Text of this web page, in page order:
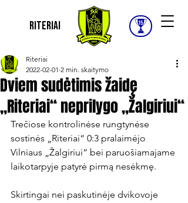
Riteriai
Dviem sudėtimis žaidę
„Riteriai“ neprilygo „Žalgiriui“
Riteriai
2022-02-01 2 min. skaitymo
Trečiose kontrolinėse rungtynėse
sostinės „Riteriai“ 0:3 pralaimėjo
Vilniaus „Žalgiriui“ bei paruošiamajame
laikotarpyje patyrė pirmą nesėkmę.
Skirtingai nei paskutinėje dvikovoje